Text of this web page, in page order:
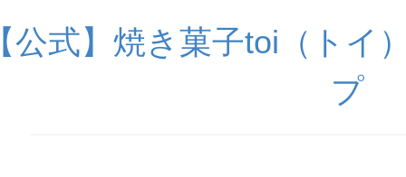
【公式】焼き菓子toi（トイ
プ